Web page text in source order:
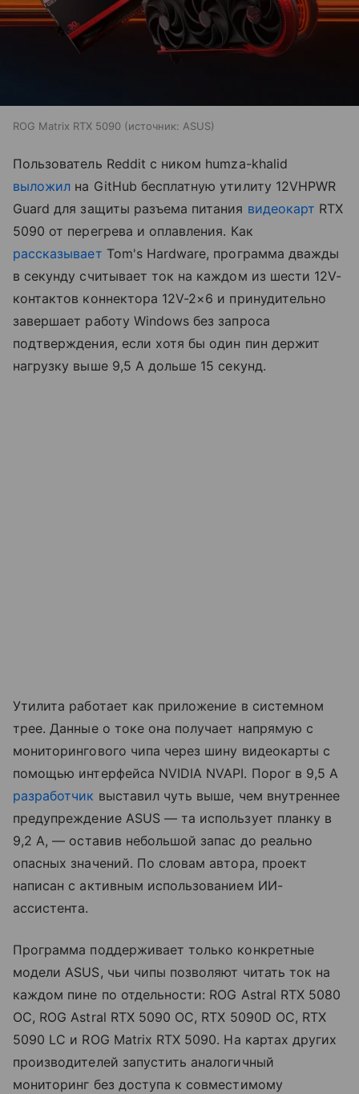
ROG Matrix RTX 5090 источник: ASUS
Пользователь Reddit с ником humza-khalid
выложил на GitHub бесплатную утилиту 12VHPWR
Guard для защиты разъема питания видеокарт RTX
5090 от перегрева и оплавления. Как
рассказывает Tom's Hardware, программа дважды
в секунду считывает ток на каждом из шести 12V-
контактов коннектора 12V-2×6 и принудительно
завершает работу Windows без запроса
подтверждения, если хотя бы один пин держит
нагрузку выше 9,5 А дольше 15 секунд.
Утилита работает как приложение в системном
трее. Данные о токе она получает напрямую с
мониторингового чипа через шину видеокарты с
помощью интерфейса NVIDIA NVAPI. Порог в 9,5 А
разработчик выставил чуть выше, чем внутреннее
предупреждение ASUS — та использует планку в
9,2 А, — оставив небольшой запас до реально
опасных значений. По словам автора, проект
написан с активным использованием ИИ-
ассистента.
Программа поддерживает только конкретные
модели ASUS, чьи чипы позволяют читать ток на
каждом пине по отдельности: ROG Astral RTX 5080
OC, ROG Astral RTX 5090 OC, RTX 5090D OC, RTX
5090 LC и ROG Matrix RTX 5090. На картах других
производителей запустить аналогичный
мониторинг без доступа к совместимому